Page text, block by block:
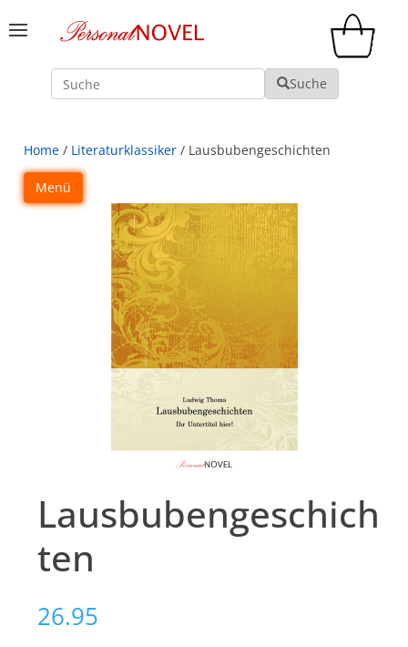
Suche Suche
Home / Literaturklassiker / Lausbubengeschichten
Menü
Lausbubengeschich
ten
26.95